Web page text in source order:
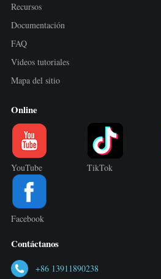
Recursos
Documentación
FAQ
Videos tutoriales
Mapa del sitio
Online
YouTube TikTok
Facebook
Contáctanos
+86 13911890238